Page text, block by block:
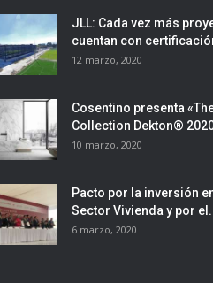
JLL: Cada vez más
cuentan con
12 marzo, 2020
Cosentino presenta
Collection Dekton®
10 marzo, 2020
Pacto por la inversión
Sector Vivienda y por
6 marzo, 2020